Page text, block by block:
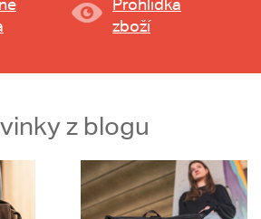
Prohlídka
zboží
z blogu